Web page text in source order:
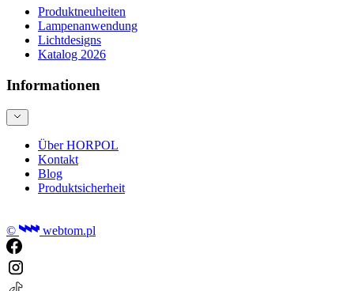
Produktneuheiten
Lampenanwendung
Lichtdesigns
Katalog 2026
Informationen
Über HORPOL
Kontakt
Blog
Produktsicherheit
© webtom.pl